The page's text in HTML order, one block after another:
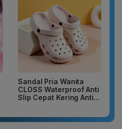
Sandal Pria Wanita
CLOSS Waterproof Anti
Slip Cepat Kering Anti...